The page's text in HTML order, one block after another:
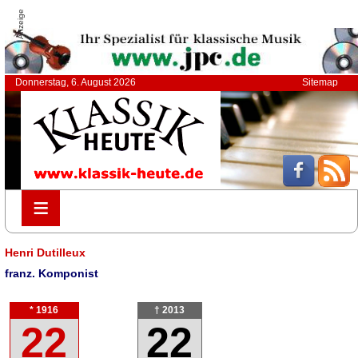
Anzeige
Donnerstag, 6. August 2026 Sitemap
≡
≡
Henri Dutilleux
franz. Komponist
* 1916
22
† 2013
22